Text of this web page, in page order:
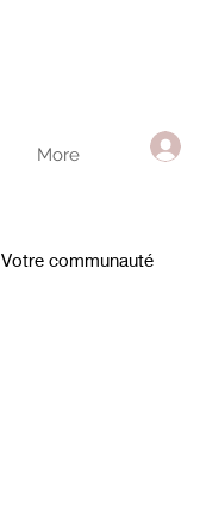
More
Votre communauté